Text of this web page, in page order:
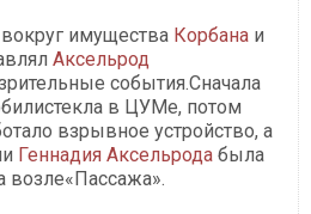
имущества Корбана и
Аксельрод
события.Сначала
в ЦУМе, потом
взрывное устройство, а
Геннадия Аксельрода была
возле«Пассажа».